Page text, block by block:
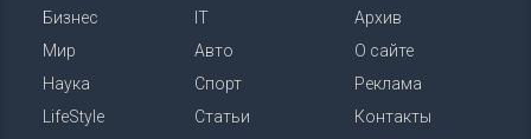
Бизнес
Мир
Наука
LifeStyle
IT
Авто
Спорт
Статьи
Архив
О сайте
Реклама
Контакты